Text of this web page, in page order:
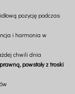
pozycję podczas
i harmonia w
chwili dnia
powstały z troski